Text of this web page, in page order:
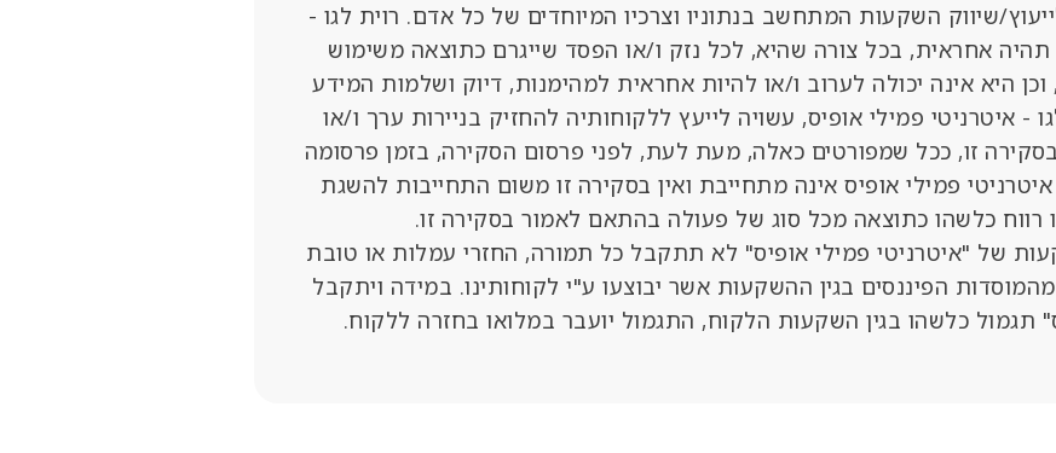
שיווק השקעות המתחשב בנתוניו וצרכיו המיוחדים של כל אדם. רוית לגו -
תהיה אחראית, בכל צורה שהיא, לכל נזק ו/או הפסד שייגרם כתוצאה משימוש
וכן היא אינה יכולה לערוב ו/או להיות אחראית למהימנות, דיוק ושלמות המידע
- איטרניטי פמילי אופיס, עשויה לייעץ ללקוחותיה להחזיק בניירות ערך ו/או
בסקירה זו, ככל שמפורטים כאלה, מעת לעת, לפני פרסום הסקירה, בזמן פרסומה
פמילי אופיס אינה מתחייבת ואין בסקירה זו משום התחייבות להשגת
רווח כלשהו כתוצאה מכל סוג של פעולה בהתאם לאמור בסקירה זו.
של "איטרניטי פמילי אופיס" לא תתקבל כל תמורה, החזרי עמלות או טובת
הפיננסים בגין ההשקעות אשר יבוצעו ע"י לקוחותינו. במידה ויתקבל
תגמול כלשהו בגין השקעות הלקוח, התגמול יועבר במלואו בחזרה ללקוח.